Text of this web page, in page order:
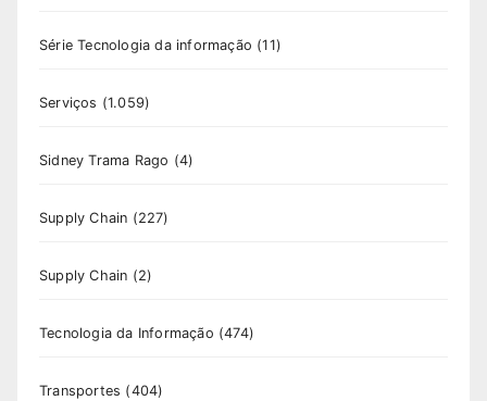
Série Tecnologia da informação (11)
Serviços (1.059)
Sidney Trama Rago (4)
Supply Chain (227)
Supply Chain (2)
Tecnologia da Informação (474)
Transportes (404)